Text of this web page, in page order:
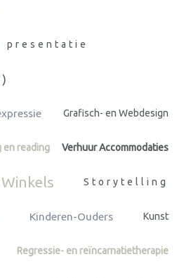
presentatie
Grafisch- en Webdesign
en reading Verhuur Accommodaties
Winkels Storytelling
Kinderen-Ouders Kunst
Regressie- en reïncarnatietherapie